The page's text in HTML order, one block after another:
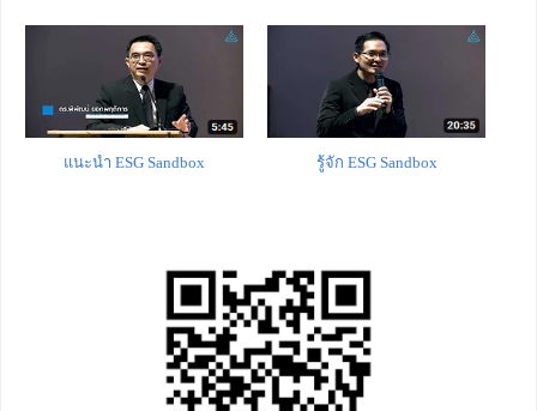
แนะนำ ESG Sandbox รู้จัก ESG Sandbox